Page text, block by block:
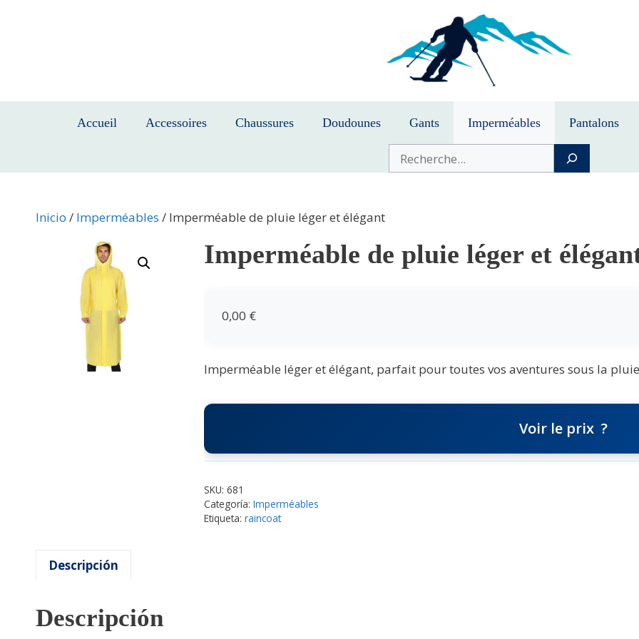
Accueil Accessoires Chaussures Doudounes Gants Imperméables Pantalons
Buscar
Inicio / Imperméables / Imperméable de pluie léger et élégant
Imperméable de pluie léger et
0,00 €
Imperméable léger et élégant, parfait pour toutes vos aventures sous la
Voir le prix
SKU:681
Categoría:Imperméables
Etiqueta:raincoat
Descripción
Descripción